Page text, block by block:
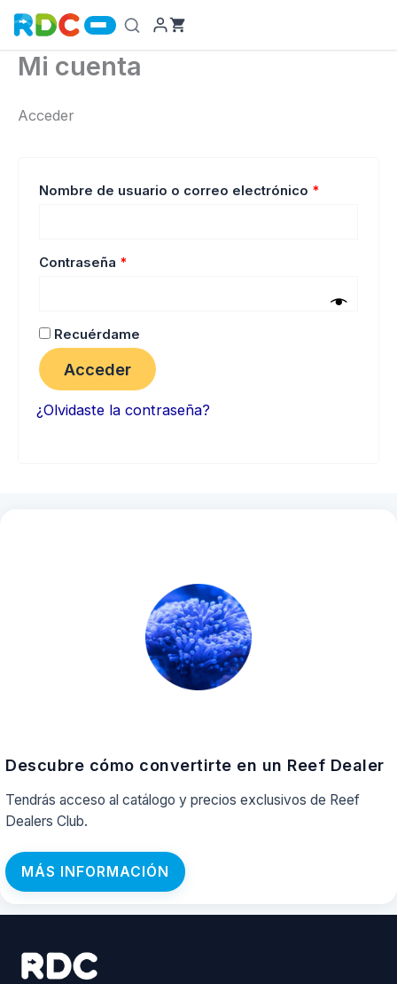
contenido
Mi cuenta
Acceder
Nombre de usuario o correo electrónico *
Contraseña *
Recuérdame
Acceder
¿Olvidaste la contraseña?
Descubre cómo convertirte en un Reef Dealer
Tendrás acceso al catálogo y precios exclusivos de Reef
Dealers Club.
MÁS INFORMACIÓN